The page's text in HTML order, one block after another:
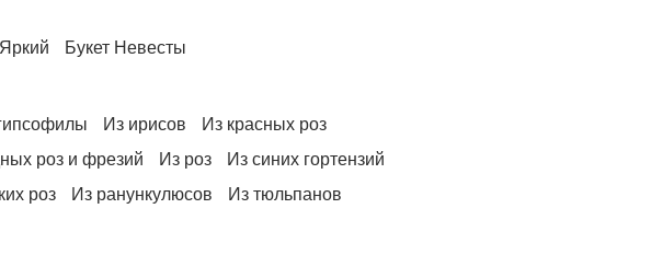
Яркий Букет Невесты
Из ирисов
Из красных роз
роз и фрезий Из роз
Из синих гортензий
роз Из ранункулюсов
Из тюльпанов